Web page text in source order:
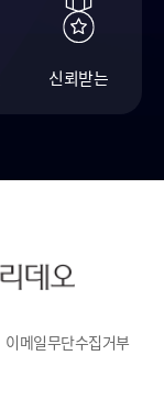
신뢰받는
이메일무단수집거부